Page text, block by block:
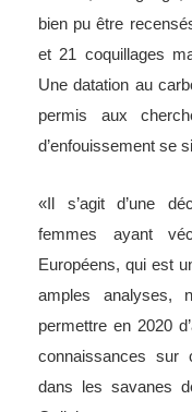
bien pu être
et 21 coquillages
Une datation au
permis aux
d’enfouissement se
«Il s’agit d’une
femmes ayant
Européens, qui est
amples analyses,
permettre en 2020
connaissances sur
dans les savanes